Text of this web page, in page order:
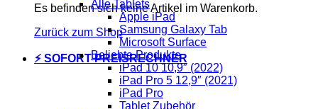
Es befinden sich keine Artikel im Warenkorb.
Zurück zum Shop
⚡ SOFORT PREISRECHNER
Alle Tablets
Apple iPad
Samsung Galaxy Tab
Microsoft Surface
Beliebte Produkte
iPad 10 10,9″ (2022)
iPad Pro 5 12,9″ (2021)
iPad Pro
Tablet Zubehör